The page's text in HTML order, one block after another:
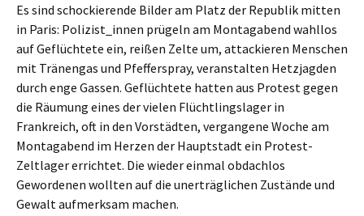
Es sind schockierende Bilder am Platz der Republik mitten
in Paris: Polizist_innen prügeln am Montagabend wahllos
auf Geflüchtete ein, reißen Zelte um, attackieren Menschen
mit Tränengas und Pfefferspray, veranstalten Hetzjagden
durch enge Gassen. Geflüchtete hatten aus Protest gegen
die Räumung eines der vielen Flüchtlingslager in
Frankreich, oft in den Vorstädten, vergangene Woche am
Montagabend im Herzen der Hauptstadt ein Protest-
Zeltlager errichtet. Die wieder einmal obdachlos
Gewordenen wollten auf die unerträglichen Zustände und
Gewalt aufmerksam machen.